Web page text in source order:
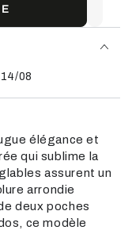
08
élégance et
qui sublime la
assurent un
arrondie
deux poches
ce modèle